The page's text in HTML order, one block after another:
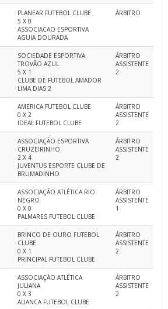
PLANEAR FUTEBOL CLUBE
5 X 0
ASSOCIACAO ESPORTIVA
AGUIA DOURADA
ÁRBITRO
SOCIEDADE ESPORTIVA
TROVÃO AZUL
5 X 1
CLUBE DE FUTEBOL AMADOR
LIMA DIAS 2
ÁRBITRO
ASSISTENTE
2
AMERICA FUTEBOL CLUBE
0 X 2
IDEAL FUTEBOL CLUBE
ÁRBITRO
ASSISTENTE
2
ASSOCIAÇÃO ESPORTIVA
CRUZEIRINHO
2 X 4
JUVENTUS ESPORTE CLUBE DE
BRUMADINHO
ÁRBITRO
ASSISTENTE
2
ASSOCIAÇÃO ATLÉTICA RIO
NEGRO
0 X 0
PALMARES FUTEBOL CLUBE
ÁRBITRO
ASSISTENTE
1
BRINCO DE OURO FUTEBOL
CLUBE
0 X 1
PRINCIPAL FUTEBOL CLUBE
ÁRBITRO
ASSISTENTE
2
ASSOCIAÇÃO ATLÉTICA
JULIANA
0 X 3
ALIANCA FUTEBOL CLUBE
ÁRBITRO
ASSISTENTE
2